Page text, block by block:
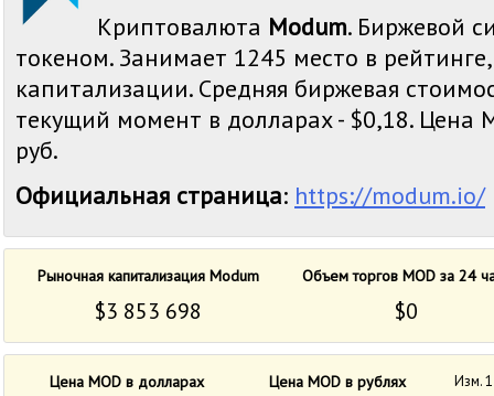
Криптовалюта Modum. Биржевой
токеном. Занимает 1245 место в
капитализации. Средняя биржевая
текущий момент в долларах - $0,18. Цена
руб.
Официальная страница: https://modum.io/
Рыночная капитализация Modum Объем торгов MOD за 24
$3 853 698 $0
Цена MOD в долларах Цена MOD в рублях Изм.